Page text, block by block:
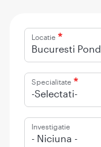
Locatie
Bucuresti
Specialitate
-Selectati-
Investigatie
- Niciuna -